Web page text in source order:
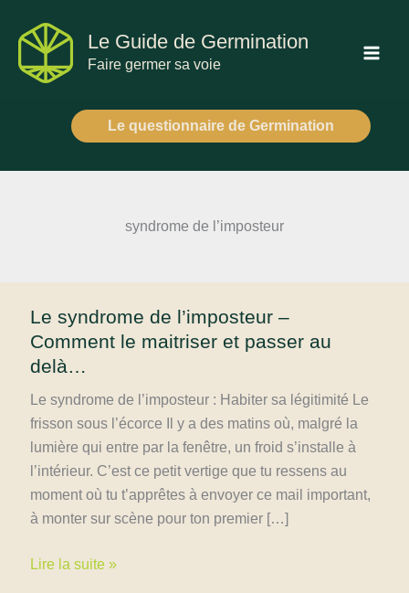
contenu
Le Guide de Germination
Faire germer sa voie
Le questionnaire de Germination
syndrome de l’imposteur
Le syndrome de l’imposteur –
Comment le maitriser et passer au
delà…
Le syndrome de l’imposteur : Habiter sa légitimité Le
frisson sous l’écorce Il y a des matins où, malgré la
lumière qui entre par la fenêtre, un froid s’installe à
l’intérieur. C’est ce petit vertige que tu ressens au
moment où tu t’apprêtes à envoyer ce mail important,
à monter sur scène pour ton premier […]
Le
Lire la suite »